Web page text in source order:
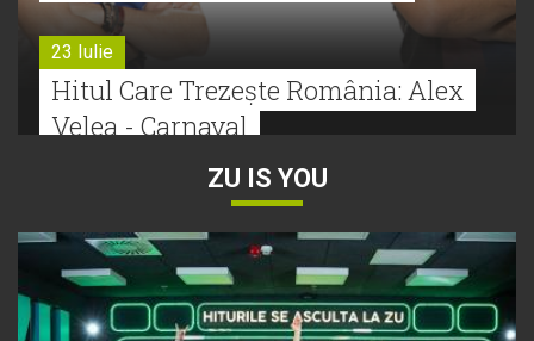
23 Iulie
Hitul Care Trezește România: Alex
Velea - Carnaval
Bătălie strânsă la Hitul Monstru Al
Verii: Cabron versus Faydee
ZU IS YOU